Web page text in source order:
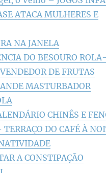
ATACA MULHERES E
NA JANELA
DO BESOURO
DE FRUTAS
MASTURBADOR
CHINÊS E
DO CAFÉ À
A CONSTIPAÇÃO